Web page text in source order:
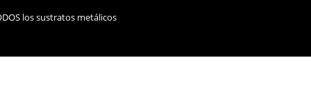
los sustratos metálicos